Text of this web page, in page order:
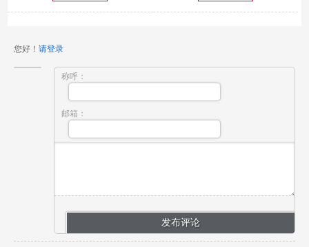
您好！ 请登录
称呼：
邮箱：